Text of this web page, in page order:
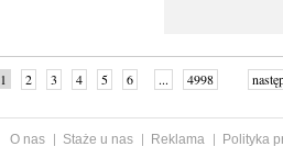
1 2 3 4 5 6 ... 4998
O nas Staże u nas Reklama
Polityka